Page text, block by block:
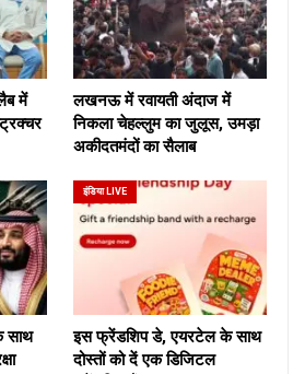
में
लखनऊ में रवायती अंदाज में
निकला चेहल्लुम का जुलूस, उमड़ा
अकीदतमंदों का सैलाब
साथ
इंडिया LIVE
इस फ्रेंडशिप डे, एयरटेल के साथ
दोस्तों को दें एक डिजिटल